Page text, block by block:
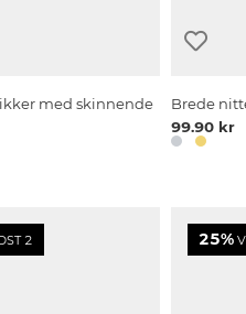
med skinnende
Brede
99.90 kr
2 25%